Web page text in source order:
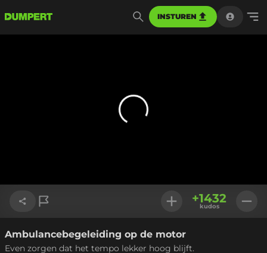
INSTUREN
Link kopiëren
+1432
kudos
Ambulancebegeleiding op de motor
Even zorgen dat het tempo lekker hoog blijft.